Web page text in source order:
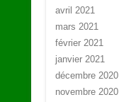
avril 2021
mars 2021
février 2021
janvier 2021
décembre 2020
novembre 2020